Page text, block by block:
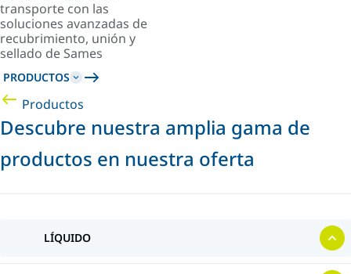
transporte con las
soluciones avanzadas de
recubrimiento, unión y
sellado de Sames
PRODUCTOS
Productos
Descubre nuestra amplia gama de
productos en nuestra oferta
LÍQUIDO